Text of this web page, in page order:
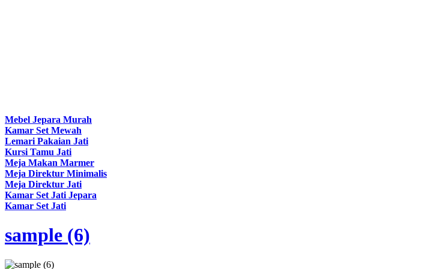
Mebel Jepara Murah
Kamar Set Mewah
Lemari Pakaian Jati
Kursi Tamu Jati
Meja Makan Marmer
Meja Direktur Minimalis
Meja Direktur Jati
Kamar Set Jati Jepara
Kamar Set Jati
sample (6)